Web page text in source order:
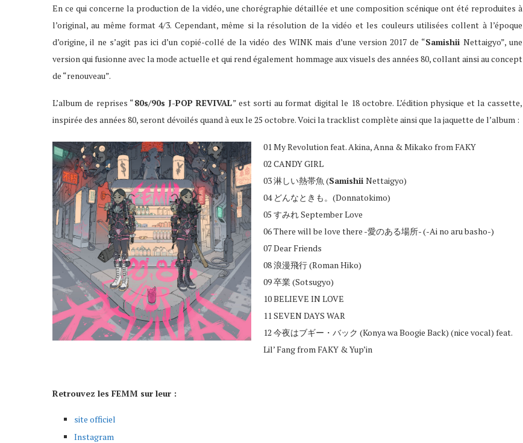
En ce qui concerne la production de la vidéo, une chorégraphie détaillée et une composition scénique ont été reproduites à
l’original, au même format 4/3. Cependant, même si la résolution de la vidéo et les couleurs utilisées collent à l’époque
d’origine, il ne s’agit pas ici d’un copié-collé de la vidéo des WINK mais d’une version 2017 de “Samishii Nettaigyo”, une
version qui fusionne avec la mode actuelle et qui rend également hommage aux visuels des années 80, collant ainsi au concept
de “renouveau”.
L’album de reprises “80s/90s J-POP REVIVAL” est sorti au format digital le 18 octobre. L’édition physique et la cassette,
inspirée des années 80, seront dévoilés quand à eux le 25 octobre. Voici la tracklist complète ainsi que la jaquette de l’album :
01 My Revolution feat. Akina, Anna & Mikako from FAKY
02 CANDY GIRL
03 淋しい熱帯魚 (Samishii Nettaigyo)
04 どんなときも。(Donnatokimo)
05 すみれ September Love
06 There will be love there -愛のある場所- (-Ai no aru basho-)
07 Dear Friends
08 浪漫飛行 (Roman Hiko)
09 卒業 (Sotsugyo)
10 BELIEVE IN LOVE
11 SEVEN DAYS WAR
12 今夜はブギー・バック (Konya wa Boogie Back) (nice vocal) feat.
Lil’ Fang from FAKY & Yup’in
Retrouvez les FEMM sur leur :
site officiel
Instagram